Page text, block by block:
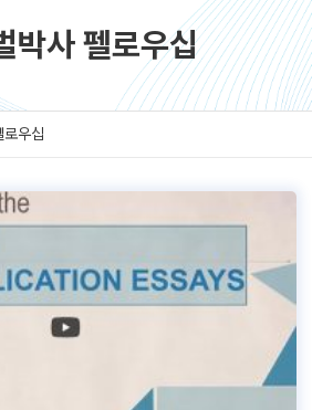
박사 펠로우십
로우십